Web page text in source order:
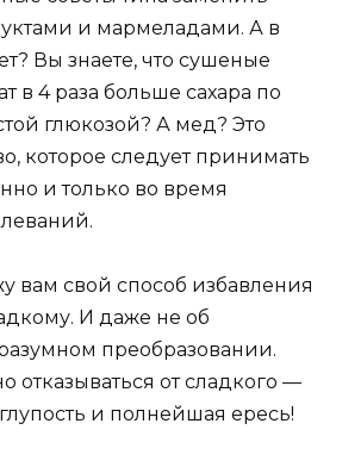
и мармеладами. А в
Вы знаете, что сушеные
в 4 раза больше сахара по
глюкозой? А мед? Это
которое следует принимать
и только во время
вам свой способ избавления
И даже не об
преобразовании.
отказываться от сладкого —
и полнейшая ересь!